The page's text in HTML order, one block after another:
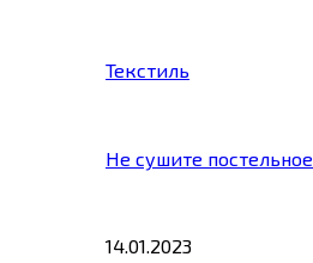
Текстиль
Не сушите
14.01.2023